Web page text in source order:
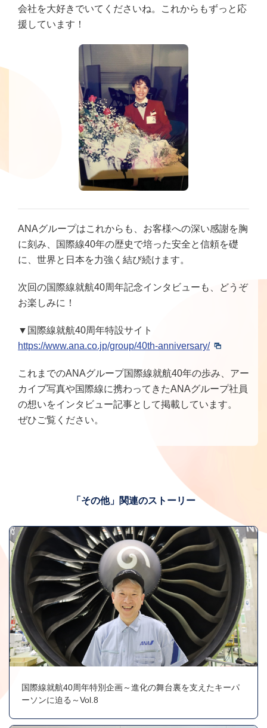
会社を大好きでいてくださいね。これからもずっと応
援しています！
ANAグループはこれからも、お客様への深い感謝を胸
に刻み、国際線40年の歴史で培った安全と信頼を礎
に、世界と日本を力強く結び続けます。
次回の国際線就航40周年記念インタビューも、どうぞ
お楽しみに！
▼国際線就航40周年特設サイト
https://www.ana.co.jp/group/40th-anniversary/
これまでのANAグループ国際線就航40年の歩み、アー
カイブ写真や国際線に携わってきたANAグループ社員
の想いをインタビュー記事として掲載しています。
ぜひご覧ください。
「その他」関連のストーリー
国際線就航40周年特別企画～進化の舞台裏を支えたキーパ
ーソンに迫る～Vol.8